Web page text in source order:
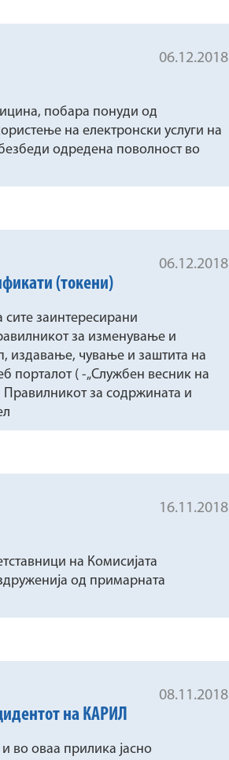
06.12.2018
побара понуди од
на електронски услуги на
одредена поволност во
06.12.2018
(токени)
заинтересирани
за изменување и
издавање, чување и заштита на
порталот ( -„Службен весник на
за содржината и
16.11.2018
на Комисијата
од примарната
08.11.2018
на КАРИЛ
во оваа прилика јасно